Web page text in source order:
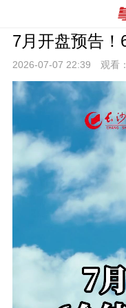
7月开盘预告
2026-07-07 22:39 观看：